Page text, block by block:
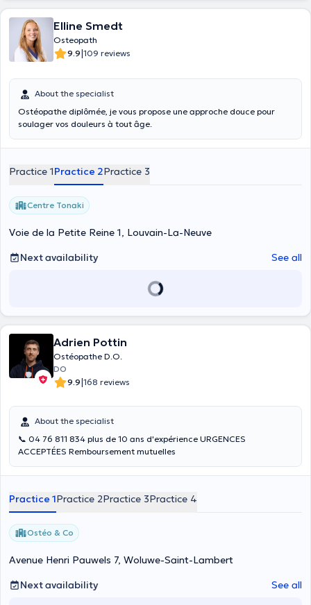
Elline Smedt
Osteopath
9.9|109 reviews
About the specialist
Ostéopathe diplômée, je vous propose une approche douce pour
soulager vos douleurs à tout âge.
Practice 1Practice 2Practice 3
Centre Tonaki
Voie de la Petite Reine 1, Louvain-La-Neuve
Next availability
See all
Adrien Pottin
Ostéopathe D.O.
DO
9.9|168 reviews
About the specialist
📞 04 76 811 834 plus de 10 ans d'expérience URGENCES
ACCEPTÉES Remboursement mutuelles
Practice 1Practice 2Practice 3Practice 4
Ostéo & Co
Avenue Henri Pauwels 7, Woluwe-Saint-Lambert
Next availability
See all